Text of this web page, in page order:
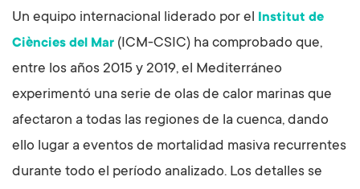
Un equipo internacional liderado por el Institut de
Ciències del Mar (ICM-CSIC) ha comprobado que,
entre los años 2015 y 2019, el Mediterráneo
experimentó una serie de olas de calor marinas que
afectaron a todas las regiones de la cuenca, dando
ello lugar a eventos de mortalidad masiva recurrentes
durante todo el período analizado. Los detalles se